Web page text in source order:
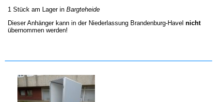
1 Stück am Lager in Bargteheide
Dieser Anhänger kann in der Niederlassung Brandenburg-Havel nicht
übernommen werden!